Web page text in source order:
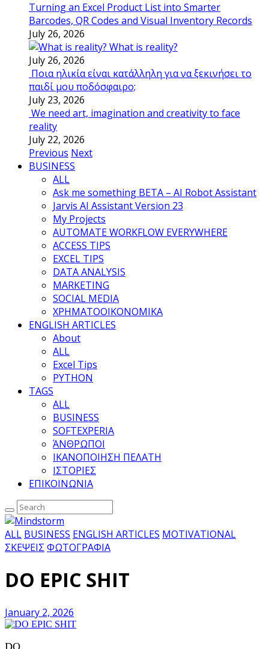
Turning an Excel Product List into Smarter
Barcodes, QR Codes and Visual Inventory Records
July 26, 2026
What is reality?
July 26, 2026
Ποια ηλικία είναι κατάλληλη για να ξεκινήσει το
παιδί μου ποδόσφαιρο;
July 23, 2026
We need art, imagination and creativity to face
reality
July 22, 2026
Previous Next
BUSINESS
ALL
Ask me something BETA – AI Robot Assistant
Jarvis AI Assistant Version 23
My Projects
AUTOMATE WORKFLOW EVERYWHERE
ACCESS TIPS
EXCEL TIPS
DATA ANALYSIS
MARKETING
SOCIAL MEDIA
ΧΡΗΜΑΤΟΟΙΚΟΝΟΜΙΚΑ
ENGLISH ARTICLES
About
ALL
Excel Tips
PYTHON
TAGS
ALL
BUSINESS
SOFTEXPERIA
ΆΝΘΡΩΠΟΙ
ΙΚΑΝΟΠΟΙΗΣΗ ΠΕΛΑΤΗ
ΙΣΤΟΡΙΕΣ
ΕΠΙΚΟΙΝΩΝΙΑ
ALL BUSINESS ENGLISH ARTICLES MOTIVATIONAL
ΣΚΕΨΕΙΣ ΦΩΤΟΓΡΑΦΙΑ
DO EPIC SHIT
January 2, 2026
DO